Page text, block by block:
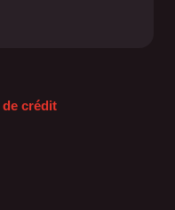
crédit